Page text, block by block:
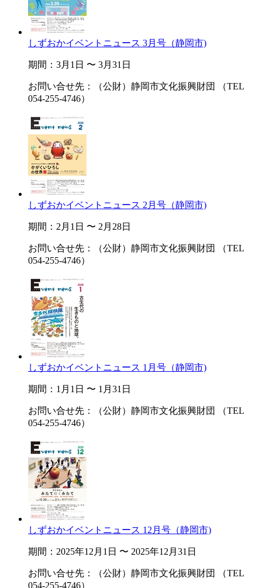
しずおかイベントニュース 3月号（静岡市)
期間：3月1日 〜 3月31日
お問い合せ先：（公財）静岡市文化振興財団 （TEL
054-255-4746）
しずおかイベントニュース 2月号（静岡市)
期間：2月1日 〜 2月28日
お問い合せ先：（公財）静岡市文化振興財団 （TEL
054-255-4746）
しずおかイベントニュース 1月号（静岡市)
期間：1月1日 〜 1月31日
お問い合せ先：（公財）静岡市文化振興財団 （TEL
054-255-4746）
しずおかイベントニュース 12月号（静岡市)
期間：2025年12月1日 〜 2025年12月31日
お問い合せ先：（公財）静岡市文化振興財団 （TEL
054-255-4746）